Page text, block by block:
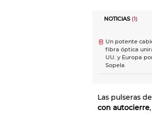
NOTICIAS (1)
Un potente
fibra óptica
UU. y Europa
Sopela
Las pulseras
con autocierre